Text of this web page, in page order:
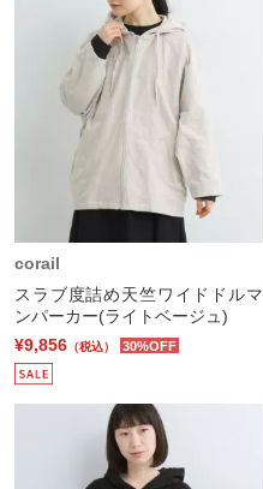
corail
スラブ度詰め天竺ワイドドルマ
ンパーカー(ライトベージュ)
¥9,856 （税込） 30%OFF